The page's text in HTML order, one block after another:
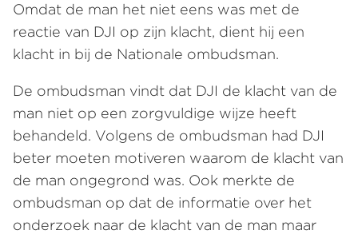
Omdat de man het niet eens was met de
reactie van DJI op zijn klacht, dient hij een
klacht in bij de Nationale ombudsman.
De ombudsman vindt dat DJI de klacht van de
man niet op een zorgvuldige wijze heeft
behandeld. Volgens de ombudsman had DJI
beter moeten motiveren waarom de klacht van
de man ongegrond was. Ook merkte de
ombudsman op dat de informatie over het
onderzoek naar de klacht van de man maar